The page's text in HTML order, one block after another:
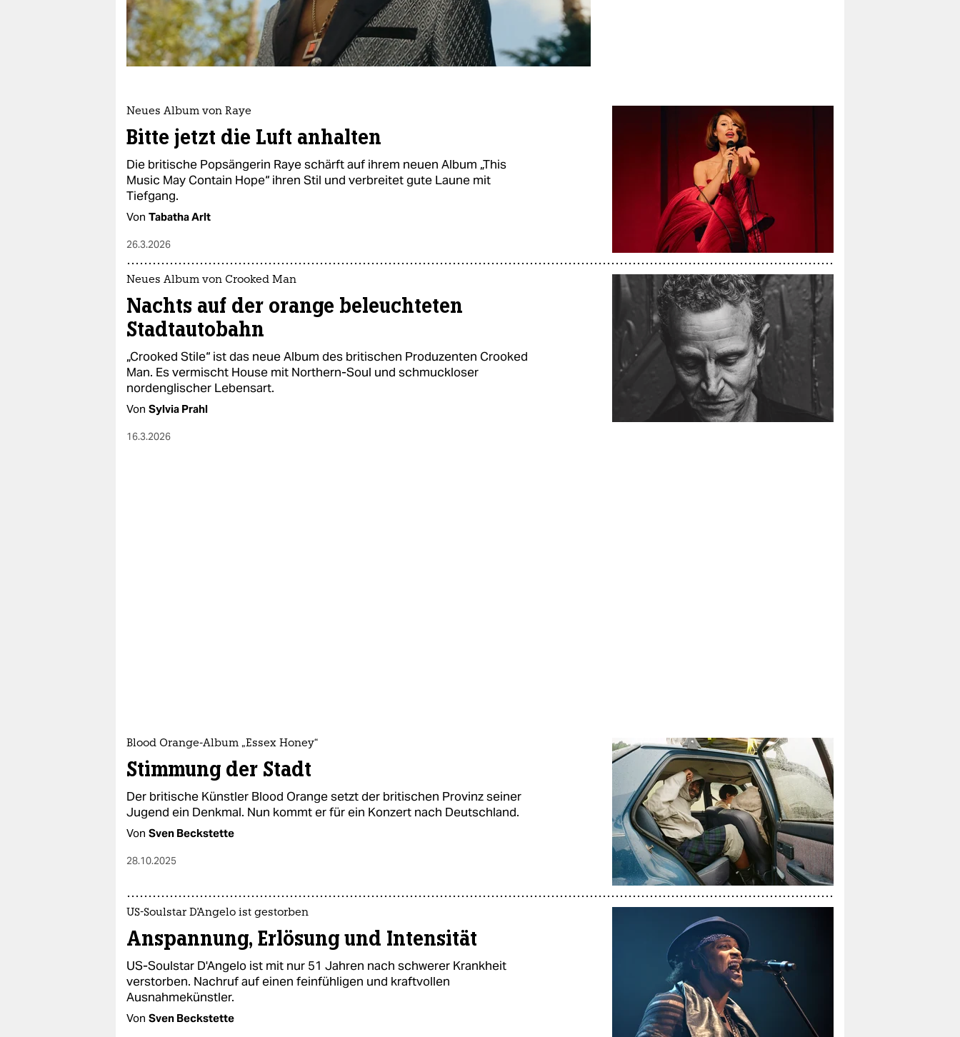
veranstaltungen
shop
fragen & hilfe
abo
genossenschaft
epaper login
Neues Album von Raye
Bitte jetzt die Luft anhalten
Die britische Popsängerin Raye schärft auf ihrem neuen Album „This
Music May Contain Hope“ ihren Stil und verbreitet gute Laune mit
Tiefgang.
Von Tabatha Arlt
26.3.2026
Neues Album von Crooked Man
Nachts auf der orange beleuchteten
Stadtautobahn
„Crooked Stile“ ist das neue Album des britischen Produzenten Crooked
Man. Es vermischt House mit Northern-Soul und schmuckloser
nordenglischer Lebensart.
Von Sylvia Prahl
16.3.2026
Blood Orange-Album „Essex Honey“
Stimmung der Stadt
Der britische Künstler Blood Orange setzt der britischen Provinz seiner
Jugend ein Denkmal. Nun kommt er für ein Konzert nach Deutschland.
Von Sven Beckstette
28.10.2025
US-Soulstar D'Angelo ist gestorben
Anspannung, Erlösung und Intensität
US-Soulstar D'Angelo ist mit nur 51 Jahren nach schwerer Krankheit
verstorben. Nachruf auf einen feinfühligen und kraftvollen
Ausnahmekünstler.
Von Sven Beckstette